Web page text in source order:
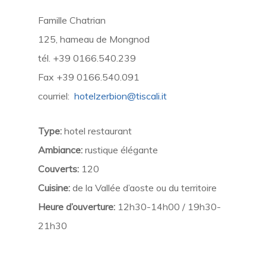
Famille Chatrian
125, hameau de Mongnod
tél. +39 0166.540.239
Fax +39 0166.540.091
courriel: hotelzerbion@tiscali.it
Type: hotel restaurant
Ambiance: rustique élégante
Couverts: 120
Cuisine: de la Vallée d’aoste ou du territoire
Heure d’ouverture: 12h30-14h00 / 19h30-
21h30